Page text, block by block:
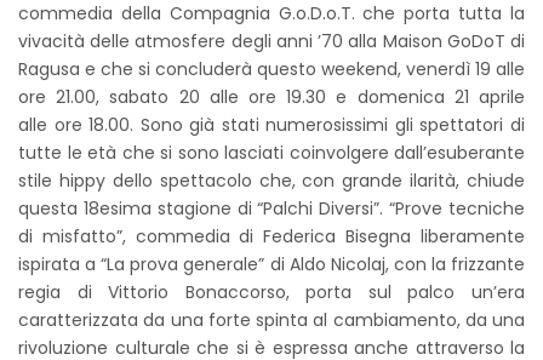
commedia della Compagnia G.o.D.o.T. che porta tutta la
vivacità delle atmosfere degli anni ’70 alla Maison GoDoT di
Ragusa e che si concluderà questo weekend, venerdì 19 alle
ore 21.00, sabato 20 alle ore 19.30 e domenica 21 aprile
alle ore 18.00. Sono già stati numerosissimi gli spettatori di
tutte le età che si sono lasciati coinvolgere dall’esuberante
stile hippy dello spettacolo che, con grande ilarità, chiude
questa 18esima stagione di “Palchi Diversi”. “Prove tecniche
di misfatto”, commedia di Federica Bisegna liberamente
ispirata a “La prova generale” di Aldo Nicolaj, con la frizzante
regia di Vittorio Bonaccorso, porta sul palco un’era
caratterizzata da una forte spinta al cambiamento, da una
rivoluzione culturale che si è espressa anche attraverso la